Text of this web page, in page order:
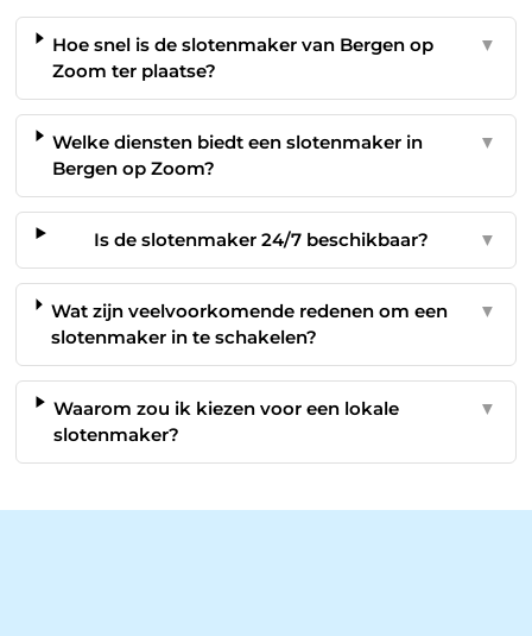
Hoe snel is de slotenmaker van Bergen op
Zoom ter plaatse?
▼
Welke diensten biedt een slotenmaker in
Bergen op Zoom?
▼
Is de slotenmaker 24/7 beschikbaar? ▼
Wat zijn veelvoorkomende redenen om een
slotenmaker in te schakelen?
▼
Waarom zou ik kiezen voor een lokale
slotenmaker?
▼